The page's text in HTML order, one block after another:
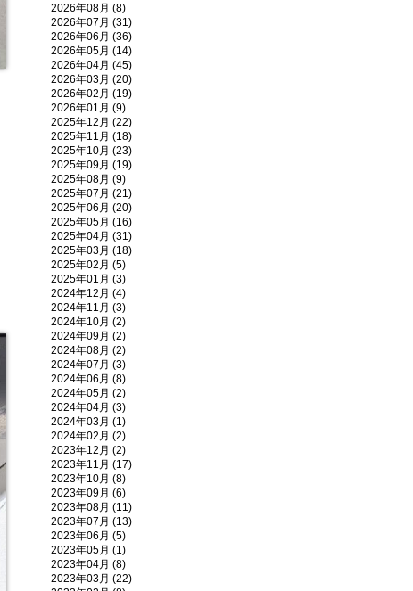
2026年08月 (8)
2026年07月 (31)
2026年06月 (36)
2026年05月 (14)
2026年04月 (45)
2026年03月 (20)
2026年02月 (19)
2026年01月 (9)
2025年12月 (22)
2025年11月 (18)
2025年10月 (23)
2025年09月 (19)
2025年08月 (9)
2025年07月 (21)
2025年06月 (20)
2025年05月 (16)
2025年04月 (31)
2025年03月 (18)
2025年02月 (5)
2025年01月 (3)
2024年12月 (4)
2024年11月 (3)
2024年10月 (2)
2024年09月 (2)
2024年08月 (2)
2024年07月 (3)
2024年06月 (8)
2024年05月 (2)
2024年04月 (3)
2024年03月 (1)
2024年02月 (2)
2023年12月 (2)
2023年11月 (17)
2023年10月 (8)
2023年09月 (6)
2023年08月 (11)
2023年07月 (13)
2023年06月 (5)
2023年05月 (1)
2023年04月 (8)
2023年03月 (22)